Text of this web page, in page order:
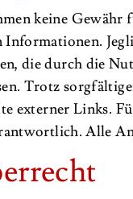
keine
Informationen.
die durch die
Trotz
externer Links.
Alle